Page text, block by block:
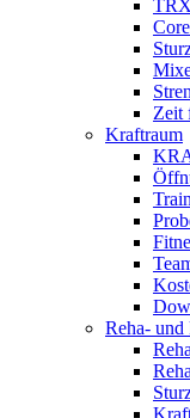
Zeit
Kraftraum
Reha- und